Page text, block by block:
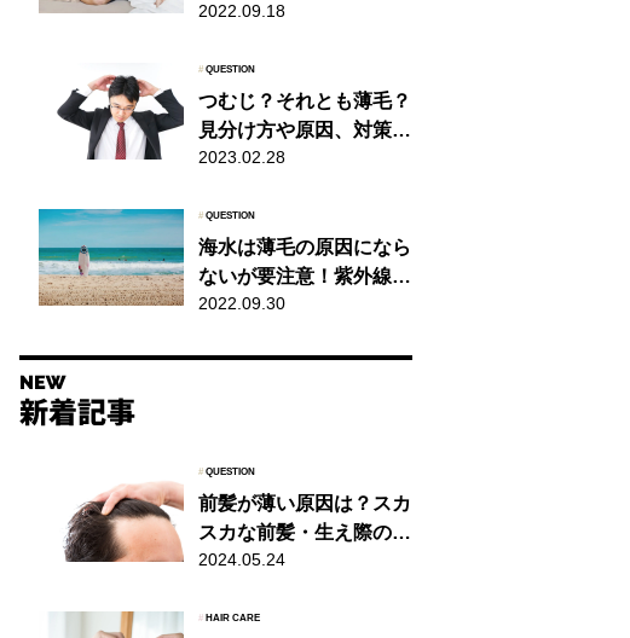
自分でできるケアを紹介
2022.09.18
# QUESTION
つむじ？それとも薄毛？
見分け方や原因、対策を
ご紹介！
2023.02.28
# QUESTION
海水は薄毛の原因になら
ないが要注意！紫外線も
含めた対策を解説
2022.09.30
# QUESTION
前髪が薄い原因は？スカ
スカな前髪・生え際の対
策を徹底解説
2024.05.24
# HAIR CARE